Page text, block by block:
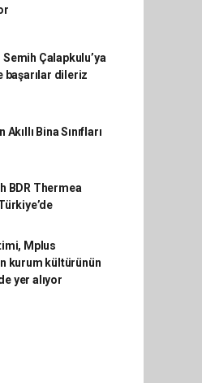
Semih Çalapkulu’ya
başarılar dileriz
Akıllı Bina Sınıfları
BDR Thermea
Mplus
kurum kültürünün
yer alıyor